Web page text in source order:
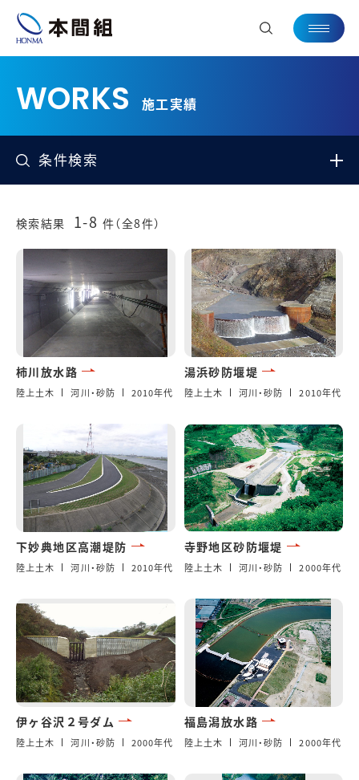
施工実績
条件検索
検索結果 1-8 件（全8件）
柿川放水路
陸上土木 河川・砂防 2010年代
湯浜砂防堰堤
陸上土木 河川・砂防 2010年代
下妙典地区高潮堤防
陸上土木 河川・砂防 2010年代
寺野地区砂防堰堤
陸上土木 河川・砂防 2000年代
伊ヶ谷沢２号ダム
陸上土木 河川・砂防 2000年代
福島潟放水路
陸上土木 河川・砂防 2000年代